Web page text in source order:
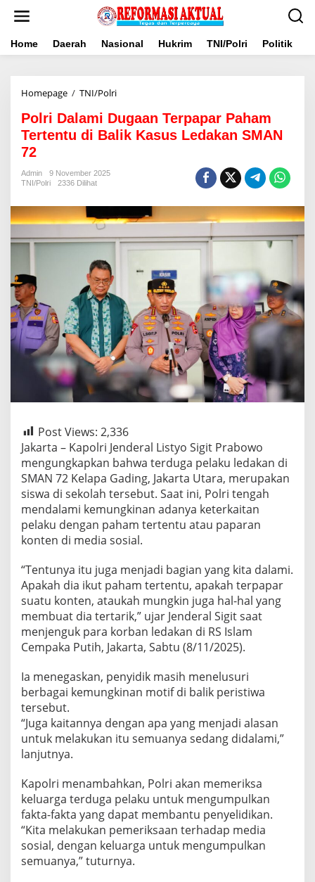
Home Daerah Nasional Hukrim TNI/Polri Politik
Homepage / TNI/PolriPolri
Dugaan
Terpapar
Paham
Ledakan
SMAN
Polri Dalami Dugaan Terpapar Paham
Tertentu di Balik Kasus Ledakan SMAN
72
Admin
9 November 2025
TNI/Polri
2336 Dilihat
Post Views: 2,336
Jakarta – Kapolri Jenderal Listyo Sigit Prabowo
mengungkapkan bahwa terduga pelaku ledakan di
SMAN 72 Kelapa Gading, Jakarta Utara, merupakan
siswa di sekolah tersebut. Saat ini, Polri tengah
mendalami kemungkinan adanya keterkaitan
pelaku dengan paham tertentu atau paparan
konten di media sosial.
“Tentunya itu juga menjadi bagian yang kita dalami.
Apakah dia ikut paham tertentu, apakah terpapar
suatu konten, ataukah mungkin juga hal-hal yang
membuat dia tertarik,” ujar Jenderal Sigit saat
menjenguk para korban ledakan di RS Islam
Cempaka Putih, Jakarta, Sabtu (8/11/2025).
Ia menegaskan, penyidik masih menelusuri
berbagai kemungkinan motif di balik peristiwa
tersebut.
“Juga kaitannya dengan apa yang menjadi alasan
untuk melakukan itu semuanya sedang didalami,”
lanjutnya.
Kapolri menambahkan, Polri akan memeriksa
keluarga terduga pelaku untuk mengumpulkan
fakta-fakta yang dapat membantu penyelidikan.
“Kita melakukan pemeriksaan terhadap media
sosial, dengan keluarga untuk mengumpulkan
semuanya,” tuturnya.